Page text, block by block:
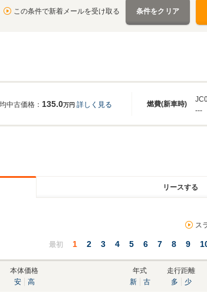
この条件で新着メールを受け取る 条件をクリア
燃費(新車時)
中古価格： 135.0万円 詳しく見る
---
リースする
ス
最初 1 2 3 4 5 6 7 8 9
本体価格
安
高
年式
新
古
走行距離
多
少